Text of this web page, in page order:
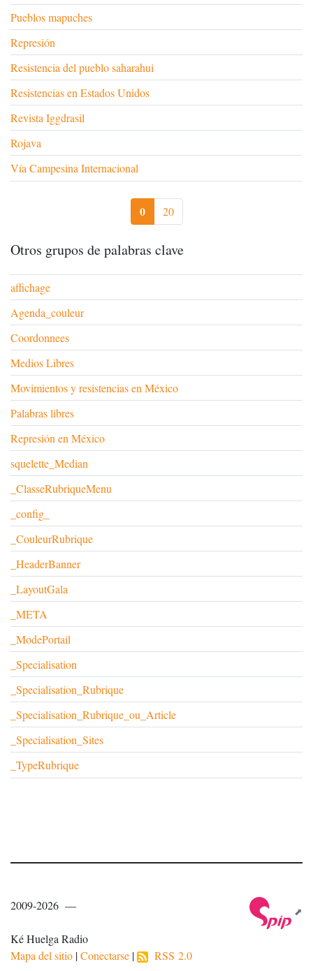
Pueblos mapuches
Represión
Resistencia del pueblo saharahui
Resistencias en Estados Unidos
Revista Iggdrasil
Rojava
Vía Campesina Internacional
0 20
Otros grupos de palabras clave
affichage
Agenda_couleur
Coordonnees
Medios Libres
Movimientos y resistencias en México
Palabras libres
Represión en México
squelette_Median
_ClasseRubriqueMenu
_config_
_CouleurRubrique
_HeaderBanner
_LayoutGala
_META
_ModePortail
_Specialisation
_Specialisation_Rubrique
_Specialisation_Rubrique_ou_Article
_Specialisation_Sites
_TypeRubrique
2009-2026 —
Ké Huelga Radio
Mapa del sitio |Conectarse | RSS 2.0